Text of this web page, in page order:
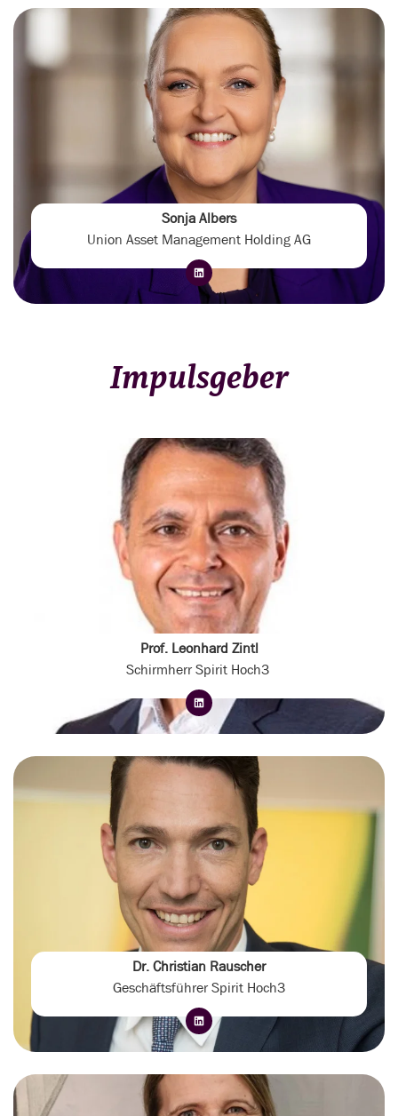
Sonja Albers
Union Asset Management Holding AG
Impulsgeber
Prof. Leonhard Zintl
Schirmherr Spirit Hoch3
Dr. Christian Rauscher
Geschäftsführer Spirit Hoch3